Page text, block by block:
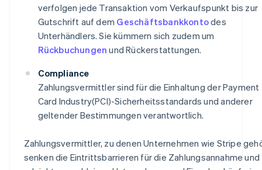
verfolgen jede Transaktion vom Verkaufspunkt bis zur
Gutschrift auf dem Geschäftsbankkontodes
Unterhändlers. Sie kümmern sich zudem um
Rückbuchungen und Rückerstattungen.
Compliance
Zahlungsvermittler sind für die Einhaltung der Payment
Card Industry(PCI)-Sicherheitsstandards und anderer
geltender Bestimmungen verantwortlich.
Zahlungsvermittler, zu denen Unternehmen wie Stripe
senken die Eintrittsbarrieren für die Zahlungsannahme und